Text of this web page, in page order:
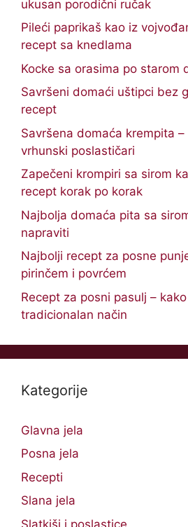
ukusan porodični ručak
Pileći paprikaš kao iz
recept sa knedlama
Kocke sa orasima po starom
Savršeni domaći uštipci bez
recept
Savršena domaća krempita
vrhunski poslastičari
Zapečeni krompiri sa sirom
recept korak po korak
Najbolja domaća pita sa
napraviti
Najbolji recept za posne
pirinčem i povrćem
Recept za posni pasulj –
tradicionalan način
Kategorije
Glavna jela
Posna jela
Recepti
Slana jela
Slatkiši i poslastice